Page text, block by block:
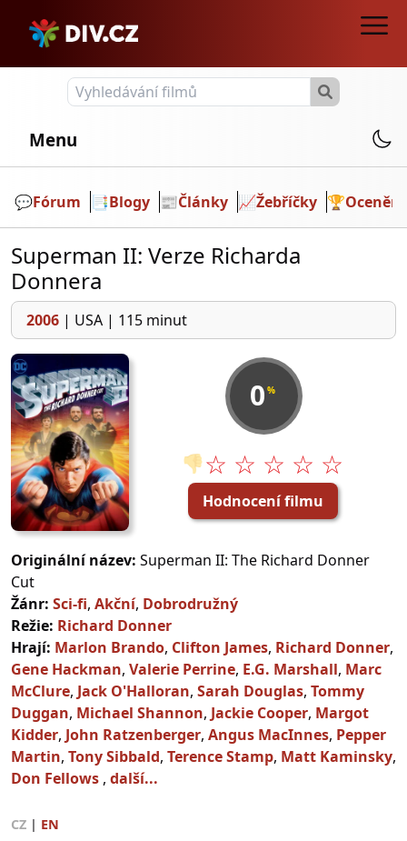
Menu
💬️Fórum 📑Blogy 📰Články 📈Žebříčky 🏆Ocenění
Superman II: Verze Richarda
Donnera
2006 | USA | 115 minut
0 %
👎☆ ☆ ☆ ☆ ☆
Hodnocení filmu
Originální název: Superman II: The Richard Donner
Cut
Žánr: Sci-fi, Akční, Dobrodružný
Režie: Richard Donner
Hrají: Marlon Brando, Clifton James, Richard Donner,
Gene Hackman, Valerie Perrine, E.G. Marshall, Marc
McClure, Jack O'Halloran, Sarah Douglas, Tommy
Duggan, Michael Shannon, Jackie Cooper, Margot
Kidder, John Ratzenberger, Angus MacInnes, Pepper
Martin, Tony Sibbald, Terence Stamp, Matt Kaminsky,
Don Fellows , další...
CZ | EN